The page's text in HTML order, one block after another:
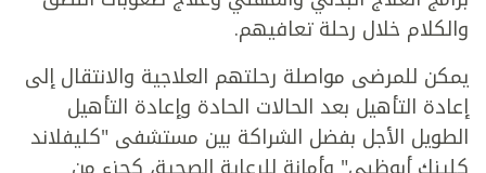
والكلام خلال رحلة تعافيهم.
يمكن للمرضى مواصلة رحلتهم العلاجية والانتقال إلى
إعادة التأهيل بعد الحالات الحادة وإعادة التأهيل
الطويل الأجل بفضل الشراكة بين مستشفى "كليفلاند